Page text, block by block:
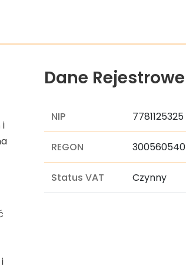
i
Dane Rejestrowe
NIP 7781125325
REGON 300560540
Status VAT Czynny